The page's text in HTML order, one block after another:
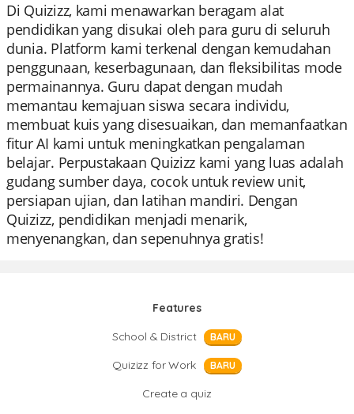
Di Quizizz, kami menawarkan beragam alat
pendidikan yang disukai oleh para guru di seluruh
dunia. Platform kami terkenal dengan kemudahan
penggunaan, keserbagunaan, dan fleksibilitas mode
permainannya. Guru dapat dengan mudah
memantau kemajuan siswa secara individu,
membuat kuis yang disesuaikan, dan memanfaatkan
fitur AI kami untuk meningkatkan pengalaman
belajar. Perpustakaan Quizizz kami yang luas adalah
gudang sumber daya, cocok untuk review unit,
persiapan ujian, dan latihan mandiri. Dengan
Quizizz, pendidikan menjadi menarik,
menyenangkan, dan sepenuhnya gratis!
Features
School & District
BARU
Quizizz for Work BARU
Create a quiz